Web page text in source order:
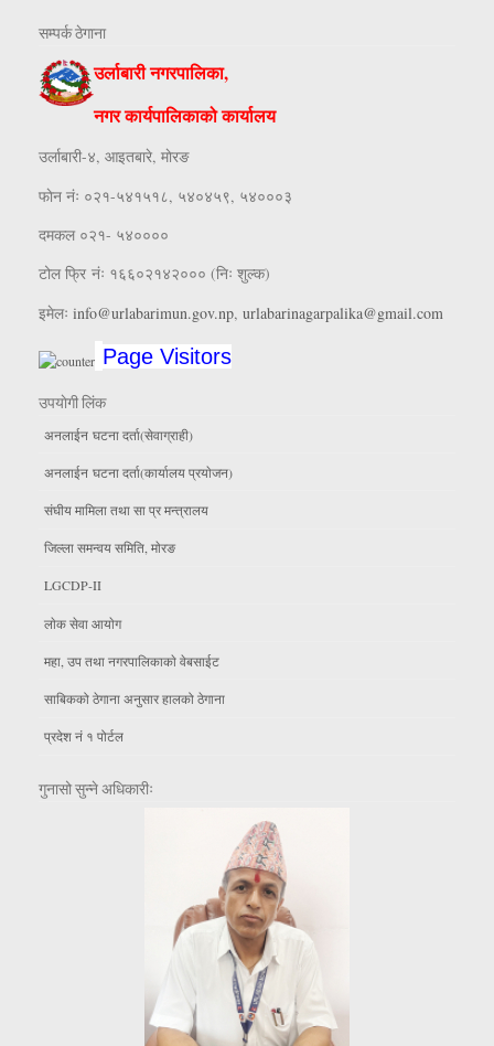
सम्पर्क ठेगाना
उर्लाबारी नगरपालिका,
नगर कार्यपालिकाको कार्यालय
उर्लाबारी-४, आइतबारे, माेरङ
फाेन नंः ०२१-५४१५१८, ५४०४५९, ५४०००३
दमकल ०२१- ५४००००
टोल फ्रि नंः १६६०२१४२००० (निः शुल्क)
इमेलः info@urlabarimun.gov.np, urlabarinagarpalika@gmail.com
Page Visitors
उपयाेगी लिंक
अनलाईन घटना दर्ता(सेवाग्राही)
अनलाईन घटना दर्ता(कार्यालय प्रयाेजन)
संघीय मामिला तथा सा प्र मन्त्रालय
जिल्ला समन्वय समिति, माेरङ
LGCDP-II
लाेक सेवा आयाेग
महा, उप तथा नगरपालिकाकाे वेबसाईट
साबिकको ठेगाना अनुसार हालको ठेगाना
प्रदेश नं १ पोर्टल
गुनासो सुन्ने अधिकारीः